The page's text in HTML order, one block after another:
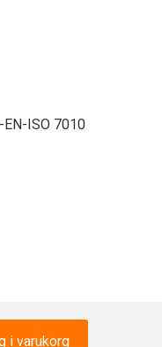
ISO 7010
i varukorg